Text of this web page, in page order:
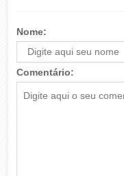
Nome:
Comentário: